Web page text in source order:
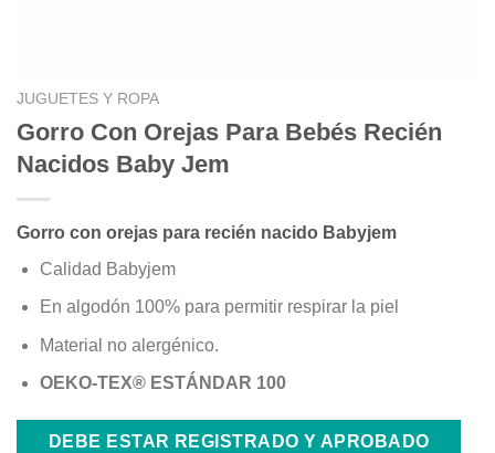
JUGUETES Y ROPA
Gorro Con Orejas Para Bebés Recién
Nacidos Baby Jem
Gorro con orejas para recién nacido Babyjem
Calidad Babyjem
En algodón 100% para permitir respirar la piel
Material no alergénico.
OEKO-TEX® ESTÁNDAR 100
DEBE ESTAR REGISTRADO Y APROBADO